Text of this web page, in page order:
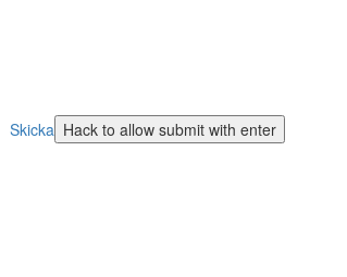
Skicka